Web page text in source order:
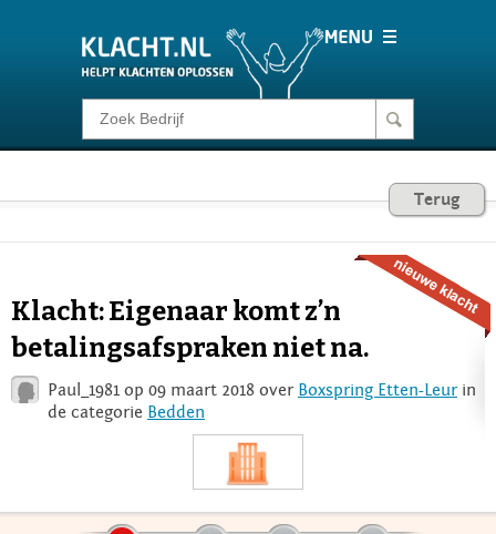
Klacht melden
Consumentenrecht
Voor Bedrijven
Login
Terug
Klacht: Eigenaar komt z’n
betalingsafspraken niet na.
Paul_1981 op 09 maart 2018 over Boxspring Etten-Leurin
de categorie Bedden